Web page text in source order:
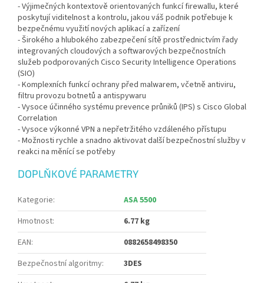
- Výjimečných kontextově orientovaných funkcí firewallu, které
poskytují viditelnost a kontrolu, jakou váš podnik potřebuje k
bezpečnému využití nových aplikací a zařízení
- Širokého a hlubokého zabezpečení sítě prostřednictvím řady
integrovaných cloudových a softwarových bezpečnostních
služeb podporovaných Cisco Security Intelligence Operations
(SIO)
- Komplexních funkcí ochrany před malwarem, včetně antiviru,
filtru provozu botnetů a antispywaru
- Vysoce účinného systému prevence průniků (IPS) s Cisco Global
Correlation
- Vysoce výkonné VPN a nepřetržitého vzdáleného přístupu
- Možnosti rychle a snadno aktivovat další bezpečnostní služby v
reakci na měnící se potřeby
DOPLŇKOVÉ PARAMETRY
Kategorie:
ASA 5500
Hmotnost:
6.77 kg
EAN:
0882658498350
Bezpečnostní algoritmy:
3DES